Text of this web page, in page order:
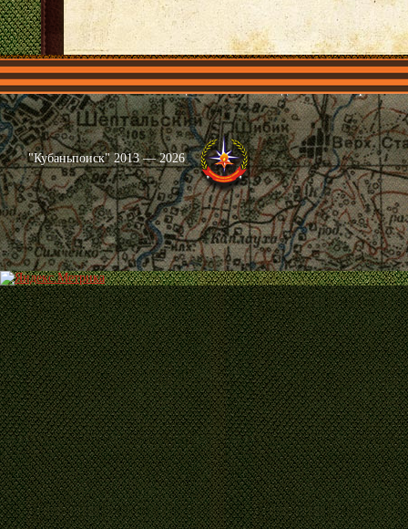
Главная Имена Общественные объединения Проекты
"Кубаньпоиск" 2013 — 2026